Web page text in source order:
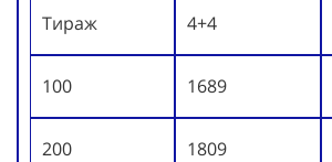
Тираж 4+4
100 1689
200 1809